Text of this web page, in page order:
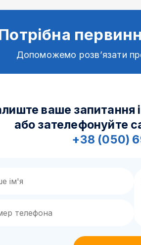
Допоможемо розв’язати
ваше запитання
або зателефонуйте
+38 (050)